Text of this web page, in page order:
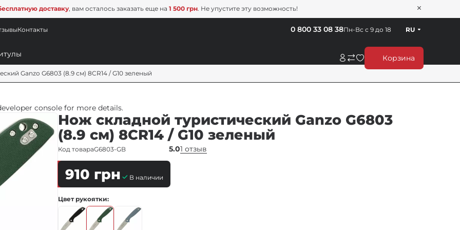
доставку, вам осталось заказать еще на1 500 грн. Не упустите эту возможность!
Корзина
Пн-Вс с 9 до 18
0 800 33 08 38 RU
Контакты
Ganzo G6803 (8.9 см) 8CR14 / G10 зеленый
console for more details.
Нож складной туристический Ganzo G6803
(8.9 см) 8CR14 / G10 зеленый
Код товараG6803-GB 5.01 отзыв
910 грн В наличии
Цвет рукоятки